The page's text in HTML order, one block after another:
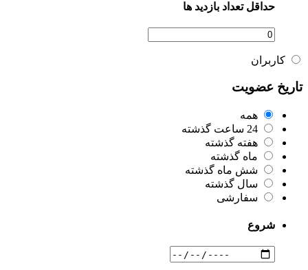
حداقل تعداد بازدید ها
کاربران
تاریخ عضویت
همه
24 ساعت گذشته
هفته گذشته
ماه گذشته
شش ماه گذشته
سال گذشته
سفارشی
شروع